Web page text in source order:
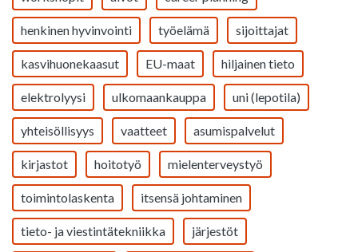
henkinen hyvinvointi työelämä sijoittajat
kasvihuonekaasut EU-maat hiljainen tieto
elektrolyysi ulkomaankauppa uni (lepotila)
yhteisöllisyys vaatteet asumispalvelut
kirjastot hoitotyö mielenterveystyö
toimintolaskenta itsensä johtaminen
tieto- ja viestintätekniikka järjestöt